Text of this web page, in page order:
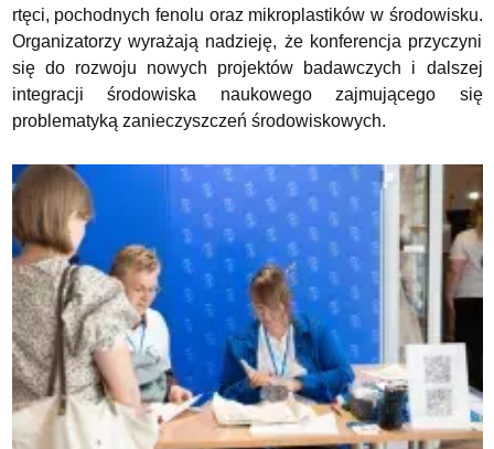
rtęci, pochodnych fenolu oraz mikroplastików w środowisku.
Organizatorzy wyrażają nadzieję, że konferencja przyczyni
się do rozwoju nowych projektów badawczych i dalszej
integracji środowiska naukowego zajmującego się
problematyką zanieczyszczeń środowiskowych.